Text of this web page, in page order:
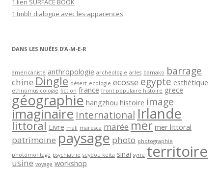
m
a
1 lien SURFACE BOOK
1 tmblr dialogue avec les apparences
DANS LES NUÉES D’A-M-E-R
americaniste anthropologie archéologie arles bamako barrage
chine Dingle désert ecologie ecosse egypte esthétique
ethnomusicologie fiction france front populaire histoire grece
géographie hangzhou histoire image
imaginaire International Irlande
littoral Livre mali maresca marée mer mer littoral
patrimoine paysage photo photographie
photomontage psychiatrie seydou keita sinai syrie territoire
usine voyage workshop